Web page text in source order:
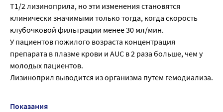
T1/2 лизиноприла, но эти изменения становятся
клинически значимыми только тогда, когда скорость
клубочковой фильтрации менее 30 мл/мин.
У пациентов пожилого возраста концентрация
препарата в плазме крови и AUC в 2 раза больше, чем у
молодых пациентов.
Лизиноприл выводится из организма путем гемодиализа.
Показания